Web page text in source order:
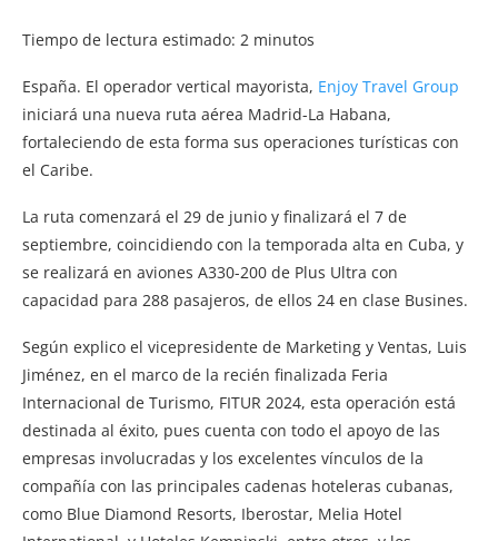
Tiempo de lectura estimado: 2 minutos
España. El operador vertical mayorista, Enjoy Travel Group
iniciará una nueva ruta aérea Madrid-La Habana,
fortaleciendo de esta forma sus operaciones turísticas con
el Caribe.
La ruta comenzará el 29 de junio y finalizará el 7 de
septiembre, coincidiendo con la temporada alta en Cuba, y
se realizará en aviones A330-200 de Plus Ultra con
capacidad para 288 pasajeros, de ellos 24 en clase Busines.
Según explico el vicepresidente de Marketing y Ventas, Luis
Jiménez, en el marco de la recién finalizada Feria
Internacional de Turismo, FITUR 2024, esta operación está
destinada al éxito, pues cuenta con todo el apoyo de las
empresas involucradas y los excelentes vínculos de la
compañía con las principales cadenas hoteleras cubanas,
como Blue Diamond Resorts, Iberostar, Melia Hotel